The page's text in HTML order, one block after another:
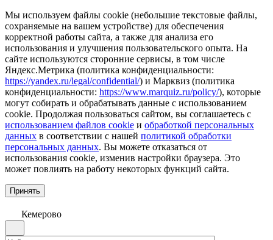
Мы используем файлы cookie (небольшие текстовые файлы,
сохраняемые на вашем устройстве) для обеспечения
корректной работы сайта, а также для анализа его
использования и улучшения пользовательского опыта. На
сайте используются сторонние сервисы, в том числе
Яндекс.Метрика (политика конфиденциальности:
https://yandex.ru/legal/confidential/) и Марквиз (политика
конфиденциальности: https://www.marquiz.ru/policy/), которые
могут собирать и обрабатывать данные с использованием
cookie. Продолжая пользоваться сайтом, вы соглашаетесь с
использованием файлов cookie и обработкой персональных
данных в соответствии с нашей политикой обработки
персональных данных. Вы можете отказаться от
использования cookie, изменив настройки браузера. Это
может повлиять на работу некоторых функций сайта.
Принять
Кемерово